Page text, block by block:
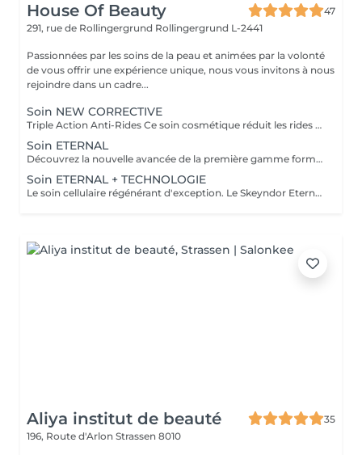
House Of Beauty
47
291, rue de Rollingergrund Rollingergrund L-2441
Passionnées par les soins de la peau et animées par la volonté
de vous offrir une expérience unique, nous vous invitons à nous
rejoindre dans un cadre...
Soin NEW CORRECTIVE
Triple Action Anti-Rides Ce soin cosmétique réduit les rides profondes et les rides d'expression rapidement et efficacement. L'innovante combinaison de trois mécanismes d'action dans un même soin ( Nouveau pouvoir Peeling, Effet combleur plus puissant et effet décontractant plus puissant ) produisent un effet lissant sur les rides les plus profondes. Les rides disparaissent naturellement et progressivement dès la première séance
Soin ETERNAL
Découvrez la nouvelle avancée de la première gamme formulée à partir de cellules souches végétales. Le soin ETERNAL stimule la régénération de toutes les couches de la peau et inverse le processus de vieillissement cellulaire. Sa combinaison de cellules souches végétales stimulent les cellules souches dermo-épidermiques et hypodermiques de la peau, essentielles au maintient de la densité et de l'épaisseur d'une peau jeune. Une peau rajeunie et redensifiée
Soin ETERNAL + TECHNOLOGIE
Le soin cellulaire régénérant d'exception. Le Skeyndor Eternal stimule la vitalité et la longévité des cellules grâce à la puissance des cellules souches végétales et d'actifs hautement nourrissants. Associé à une technologie avancée au choix, ce soin agit en profondeur pour régénérer, raffermir et redonner éclat à la peau. Peau plus ferme, dense et nourrie en profondeur. Rides et ridules visiblement atténuées, teint éclatant, lumineux et revitalisant. Effet jeunesse visible dès la 1 séance Idéal pour: Peaux matures, sèches ou en perte de densité Teints ternes ou fatigués En cure pour un résultat jeunesse durable
Aliya institut de beauté
35
196, Route d'Arlon Strassen 8010